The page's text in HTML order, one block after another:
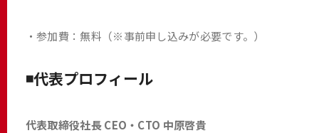
・参加費：無料（※事前申し込みが必要です。）
◾️代表プロフィール
代表取締役社長 CEO・CTO 中原啓貴